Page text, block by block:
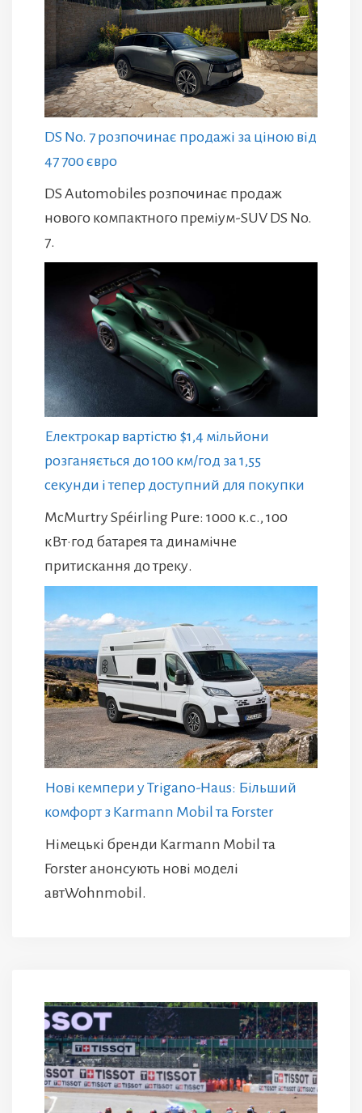
DS No. 7 розпочинає продажі за ціною від
47 700 євро
DS Automobiles розпочинає продаж
нового компактного преміум-SUV DS No.
7.
Електрокар вартістю $1,4 мільйони
розганяється до 100 км/год за 1,55
секунди і тепер доступний для покупки
McMurtry Spéirling Pure: 1000 к.с., 100
кВт·год батарея та динамічне
притискання до треку.
Нові кемпери у Trigano-Haus: Більший
комфорт з Karmann Mobil та Forster
Німецькі бренди Karmann Mobil та
Forster анонсують нові моделі
автWohnmobil.